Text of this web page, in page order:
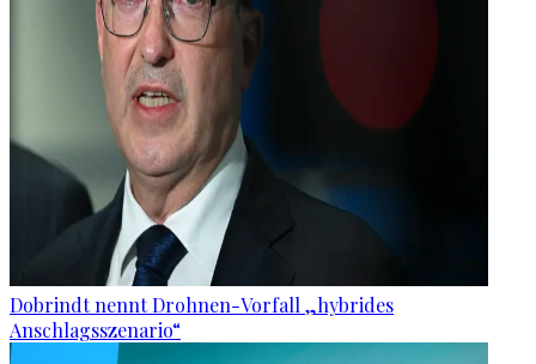
Dobrindt nennt Drohnen-Vorfall „hybrides
Anschlagsszenario“